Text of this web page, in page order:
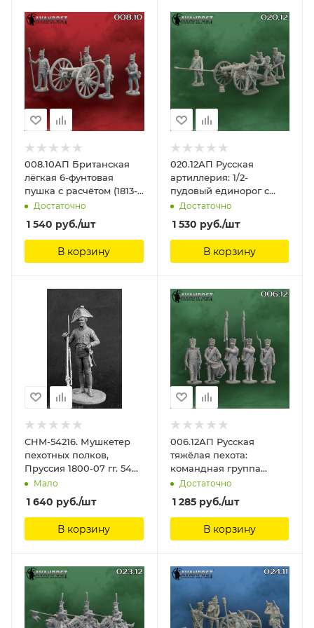
008.10АП Британская
лёгкая 6-фунтовая
пушка с расчётом (1813-
1815) Аванпост, 28 мм
Достаточно
1 540 руб./шт
В корзину
020.12АП Русская
артиллерия: 1/2-
пудовый единорог с
расчётом (1805-1812)
Аванпост, 28 мм
Достаточно
1 530 руб./шт
В корзину
CHM-54216. Мушкетер
пехотных полков,
Пруссия 1800-07 гг. 54
мм. Материал - смола.
Chronos Miniatures, 54
мм
Мало
1 640 руб./шт
В корзину
006.12АП Русская
тяжёлая пехота:
командная группа
мушкетер Аванпост, 28
Достаточно
1 285руб./шт
В корзину